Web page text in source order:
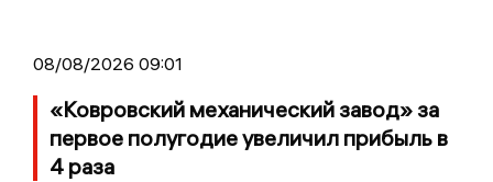
08/08/2026 09:01
«Ковровский механический завод» за
первое полугодие увеличил прибыль в
4 раза